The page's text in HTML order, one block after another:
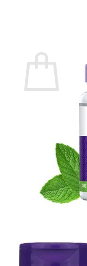
Chưa có sản